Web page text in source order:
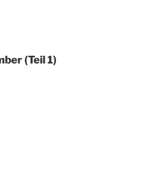
(Teil 1)